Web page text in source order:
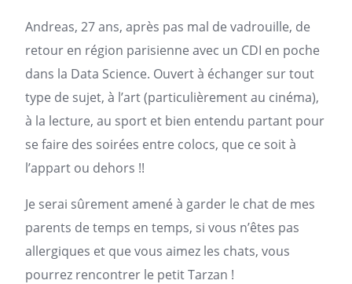
Andreas, 27 ans, après pas mal de vadrouille, de
retour en région parisienne avec un CDI en poche
dans la Data Science. Ouvert à échanger sur tout
type de sujet, à l’art (particulièrement au cinéma),
à la lecture, au sport et bien entendu partant pour
se faire des soirées entre colocs, que ce soit à
l’appart ou dehors !!
Je serai sûrement amené à garder le chat de mes
parents de temps en temps, si vous n’êtes pas
allergiques et que vous aimez les chats, vous
pourrez rencontrer le petit Tarzan !